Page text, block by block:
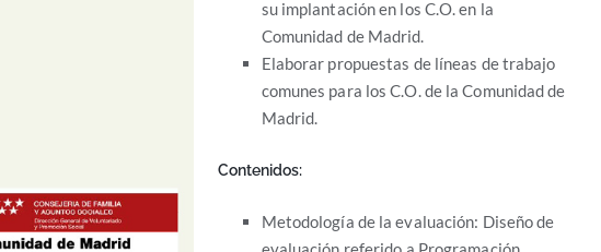
su implantación en los C.O. en la
Comunidad de Madrid.
Elaborar propuestas de líneas de trabajo
comunes para los C.O. de la Comunidad de
Madrid.
Contenidos:
Metodología de la evaluación: Diseño de